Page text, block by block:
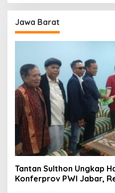
Jawa Barat
Tantan Sulthon Ungkap
Konferprov PWI Jabar,